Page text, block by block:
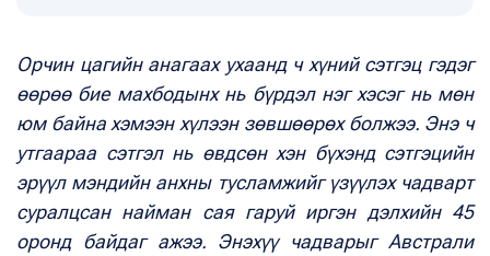
Орчин цагийн анагаах ухаанд ч хүний сэтгэц гэдэг
өөрөө бие махбодынх нь бүрдэл нэг хэсэг нь мөн
юм байна хэмээн хүлээн зөвшөөрөх болжээ. Энэ ч
утгаараа сэтгэл нь өвдсөн хэн бүхэнд сэтгэцийн
эрүүл мэндийн анхны тусламжийг үзүүлэх чадварт
суралцсан найман сая гаруй иргэн дэлхийн 45
оронд байдаг ажээ. Энэхүү чадварыг Австрали